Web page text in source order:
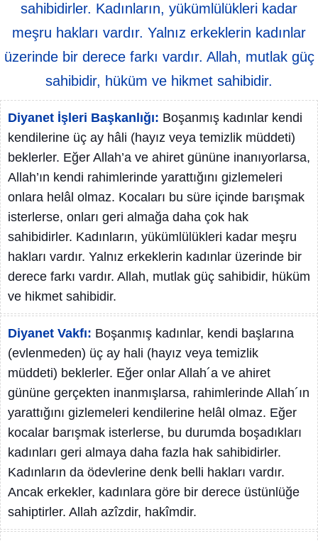
sahibidirler. Kadınların, yükümlülükleri kadar
meşru hakları vardır. Yalnız erkeklerin kadınlar
üzerinde bir derece farkı vardır. Allah, mutlak güç
sahibidir, hüküm ve hikmet sahibidir.
Diyanet İşleri Başkanlığı: Boşanmış kadınlar kendi
kendilerine üç ay hâli (hayız veya temizlik müddeti)
beklerler. Eğer Allah’a ve ahiret gününe inanıyorlarsa,
Allah’ın kendi rahimlerinde yarattığını gizlemeleri
onlara helâl olmaz. Kocaları bu süre içinde barışmak
isterlerse, onları geri almağa daha çok hak
sahibidirler. Kadınların, yükümlülükleri kadar meşru
hakları vardır. Yalnız erkeklerin kadınlar üzerinde bir
derece farkı vardır. Allah, mutlak güç sahibidir, hüküm
ve hikmet sahibidir.
Diyanet Vakfı: Boşanmış kadınlar, kendi başlarına
(evlenmeden) üç ay hali (hayız veya temizlik
müddeti) beklerler. Eğer onlar Allah´a ve ahiret
gününe gerçekten inanmışlarsa, rahimlerinde Allah´ın
yarattığını gizlemeleri kendilerine helâl olmaz. Eğer
kocalar barışmak isterlerse, bu durumda boşadıkları
kadınları geri almaya daha fazla hak sahibidirler.
Kadınların da ödevlerine denk belli hakları vardır.
Ancak erkekler, kadınlara göre bir derece üstünlüğe
sahiptirler. Allah azîzdir, hakîmdir.